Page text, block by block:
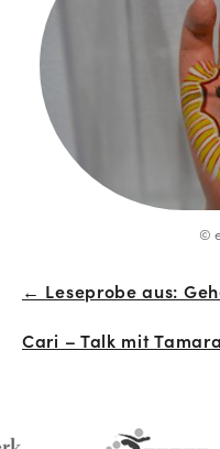
©
Beitrags-
Navigation
← Leseprobe aus:
Cari – Talk mit